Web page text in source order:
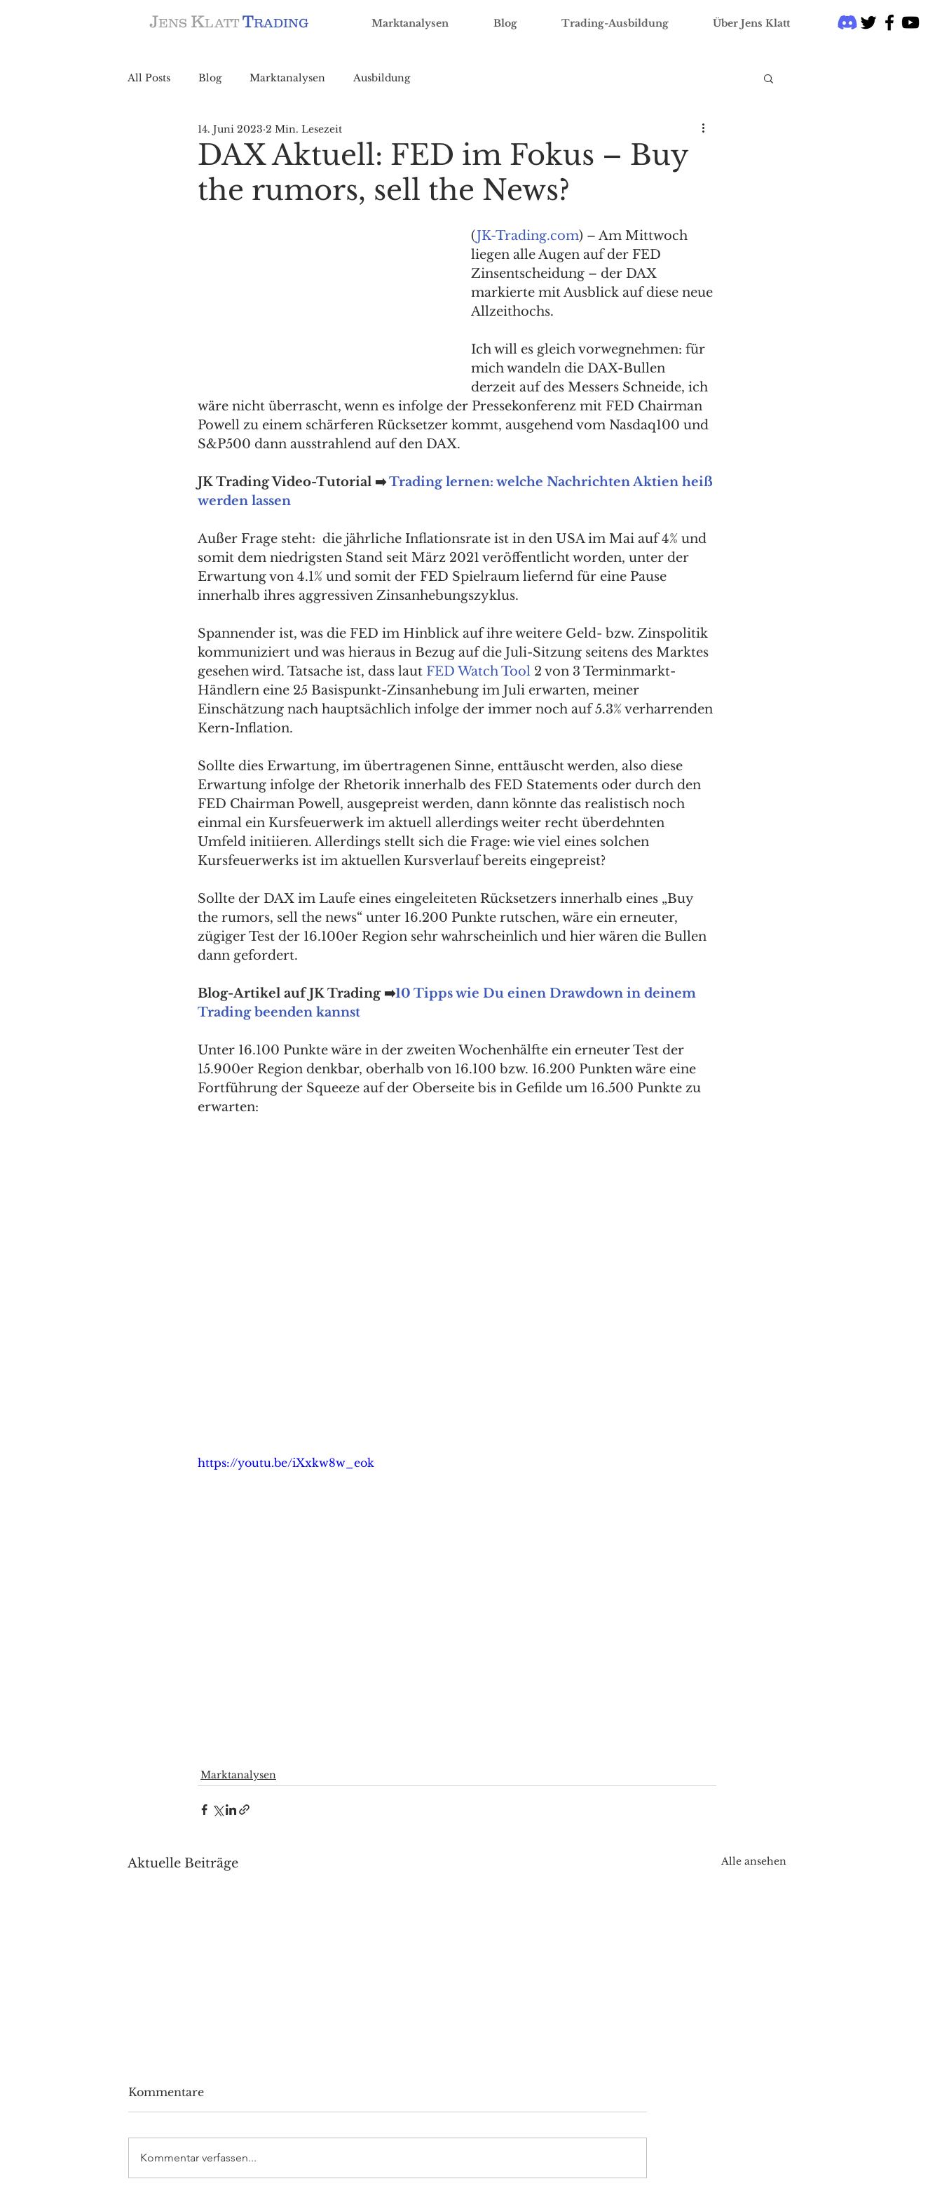
JENS KLATT TRADING Marktanalysen Blog Trading-Ausbildung Über Jens Klatt
All Posts Blog Marktanalysen Ausbildung
DAX Aktuell: FED im Fokus – Buy
the rumors, sell the News?
14. Juni 2023 2 Min. Lesezeit
(JK-Trading.com) – Am Mittwoch
liegen alle Augen auf der FED
Zinsentscheidung – der DAX
markierte mit Ausblick auf diese neue
Allzeithochs.
Ich will es gleich vorwegnehmen: für
mich wandeln die DAX-Bullen
derzeit auf des Messers Schneide, ich
wäre nicht überrascht, wenn es infolge der Pressekonferenz mit FED Chairman
Powell zu einem schärferen Rücksetzer kommt, ausgehend vom Nasdaq100 und
S&P500 dann ausstrahlend auf den DAX.
JK Trading Video-Tutorial ➡️ Trading lernen: welche Nachrichten Aktien heiß
werden lassen
Außer Frage steht:  die jährliche Inflationsrate ist in den USA im Mai auf 4% und
somit dem niedrigsten Stand seit März 2021 veröffentlicht worden, unter der
Erwartung von 4.1% und somit der FED Spielraum liefernd für eine Pause
innerhalb ihres aggressiven Zinsanhebungszyklus.
Spannender ist, was die FED im Hinblick auf ihre weitere Geld- bzw. Zinspolitik
kommuniziert und was hieraus in Bezug auf die Juli-Sitzung seitens des Marktes
gesehen wird. Tatsache ist, dass laut FED Watch Tool 2 von 3 Terminmarkt-
Händlern eine 25 Basispunkt-Zinsanhebung im Juli erwarten, meiner
Einschätzung nach hauptsächlich infolge der immer noch auf 5.3% verharrenden
Kern-Inflation.
Sollte dies Erwartung, im übertragenen Sinne, enttäuscht werden, also diese
Erwartung infolge der Rhetorik innerhalb des FED Statements oder durch den
FED Chairman Powell, ausgepreist werden, dann könnte das realistisch noch
einmal ein Kursfeuerwerk im aktuell allerdings weiter recht überdehnten
Umfeld initiieren. Allerdings stellt sich die Frage: wie viel eines solchen
Kursfeuerwerks ist im aktuellen Kursverlauf bereits eingepreist?
Sollte der DAX im Laufe eines eingeleiteten Rücksetzers innerhalb eines „Buy
the rumors, sell the news“ unter 16.200 Punkte rutschen, wäre ein erneuter,
zügiger Test der 16.100er Region sehr wahrscheinlich und hier wären die Bullen
dann gefordert.
Blog-Artikel auf JK Trading ➡️10 Tipps wie Du einen Drawdown in deinem
Trading beenden kannst
Unter 16.100 Punkte wäre in der zweiten Wochenhälfte ein erneuter Test der
15.900er Region denkbar, oberhalb von 16.100 bzw. 16.200 Punkten wäre eine
Fortführung der Squeeze auf der Oberseite bis in Gefilde um 16.500 Punkte zu
erwarten:
https://youtu.be/iXxkw8w_eok
Marktanalysen
Aktuelle Beiträge Alle ansehen
Kommentare
Kommentar verfassen...